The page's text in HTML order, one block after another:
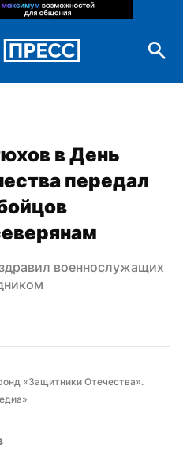
в День
передал
военнослужащих
«Защитники Отечества».